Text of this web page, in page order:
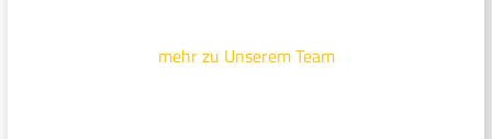
mehr zu Unserem Team